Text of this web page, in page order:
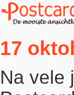
17
Na vele